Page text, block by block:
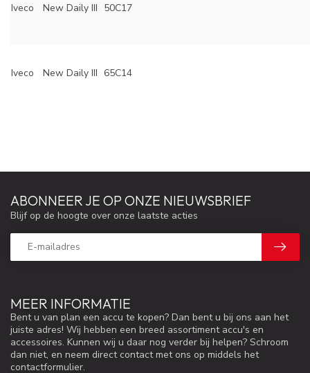
Iveco New Daily III 50C17
Iveco New Daily III 65C14
MEER INFORMATIE
Bent u van plan een accu te kopen? Dan bent u bij ons aan het
juiste adres! Wij hebben een breed assortiment accu's en
accessoires. Kunnen wij u daar nog verder bij helpen? Schroom
dan niet, en neem direct contact met ons op middels het
contactformulier.
ABONNEER JE OP ONZE NIEUWSBRIEF
Blijf op de hoogte over onze laatste acties